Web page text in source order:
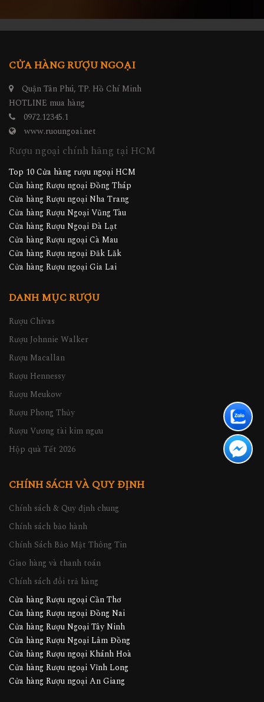
CỬA HÀNG RƯỢU NGOẠI
Quận Tân Phú, TP. Hồ Chí Minh
HOTLINE mua hàng
0972.12345.1
www.ruoungoai.net
Rượu ngoại chính hãng tại HCM
Top 10 Cửa hàng rượu ngoại HCM
Cửa hàng Rượu ngoại Đồng Tháp
Cửa hàng Rượu ngoại Nha Trang
Cửa hàng Rượu Ngoại Vũng Tàu
Cửa hàng Rượu Ngoại Đà Lạt
Cửa hàng Rượu ngoại Cà Mau
Cửa hàng Rượu ngoại Đăk Lăk
Cửa hàng Rượu ngoại Gia Lai
DANH MỤC RƯỢU
Rượu Chivas
Rượu Johnnie Walker
Rượu Macallan
Rượu Hennessy
Rượu Meukow
Rượu Phong Thủy
Rượu Vương tài kim ngưu
Hộp quà Tết 2026
CHÍNH SÁCH VÀ QUY ĐỊNH
Chính sách & Quy định chung
Chính sách bảo hành
Chính Sách Bảo Mật Thông Tin
Giao hàng và thanh toán
Chính sách đổi trả hàng
Cửa hàng Rượu ngoại Cần Thơ
Cửa hàng Rượu ngoại Đồng Nai
Cửa hàng Rượu Ngoại Tây Ninh
Cửa hàng Rượu Ngoại Lâm Đồng
Cửa hàng Rượu ngoại Khánh Hoà
Cửa hàng Rượu ngoại Vĩnh Long
Cửa hàng Rượu ngoại An Giang